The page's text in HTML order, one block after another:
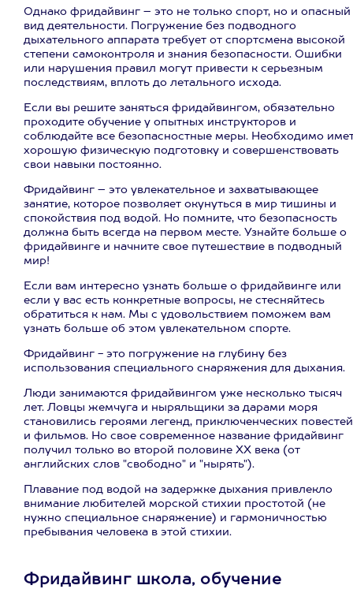
Однако фридайвинг – это не только спорт, но и опасный
вид деятельности. Погружение без подводного
дыхательного аппарата требует от спортсмена высокой
степени самоконтроля и знания безопасности. Ошибки
или нарушения правил могут привести к серьезным
последствиям, вплоть до летального исхода.
Если вы решите заняться фридайвингом, обязательно
проходите обучение у опытных инструкторов и
соблюдайте все безопасностные меры. Необходимо
хорошую физическую подготовку и совершенствовать
свои навыки постоянно.
Фридайвинг – это увлекательное и захватывающее
занятие, которое позволяет окунуться в мир тишины и
спокойствия под водой. Но помните, что безопасность
должна быть всегда на первом месте. Узнайте больше о
фридайвинге и начните свое путешествие в подводный
мир!
Если вам интересно узнать больше о фридайвинге или
если у вас есть конкретные вопросы, не стесняйтесь
обратиться к нам. Мы с удовольствием поможем вам
узнать больше об этом увлекательном спорте.
Фридайвинг - это погружение на глубину без
использования специального снаряжения для дыхания.
Люди занимаются фридайвингом уже несколько тысяч
лет. Ловцы жемчуга и ныряльщики за дарами моря
становились героями легенд, приключенческих повестей
и фильмов. Но свое современное название фридайвинг
получил только во второй половине ХХ века (от
английских слов "свободно" и "нырять").
Плавание под водой на задержке дыхания привлекло
внимание любителей морской стихии простотой (не
нужно специальное снаряжение) и гармоничностью
пребывания человека в этой стихии.
Фридайвинг школа, обучение